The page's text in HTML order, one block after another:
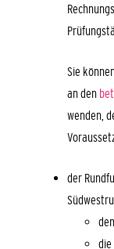
Sie
an den
wenden,
der
die